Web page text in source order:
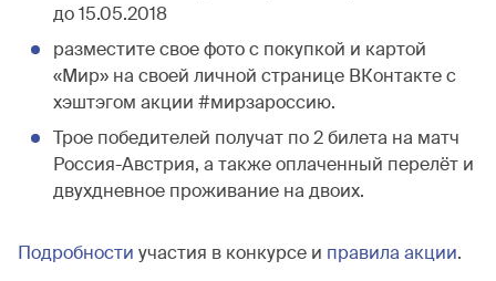
до 15.05.2018
разместите свое фото с покупкой и картой
«Мир» на своей личной странице ВКонтакте с
хэштэгом акции #мирзароссию.
Трое победителей получат по 2 билета на матч
Россия-Австрия, а также оплаченный перелёт и
двухдневное проживание на двоих.
Подробности участия в конкурсе и правила акции.